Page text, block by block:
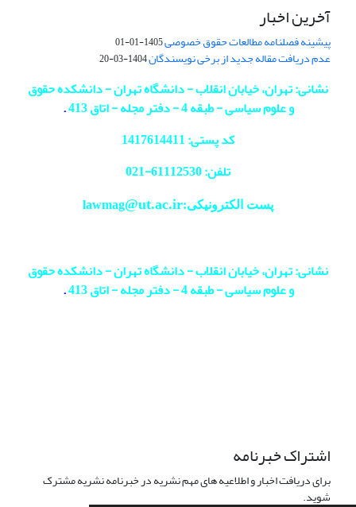
آخرین اخبار
پیشینه فصلنامه مطالعات حقوق خصوصی1405-01-01
عدم دریافت مقاله جدید از برخی نویسندگان1404-03-20
نشانی: تهران، خیابان انقلاب - دانشگاه تهران - دانشکده حقوق
و علوم سیاسی - طبقه 4 - دفتر مجله - اتاق 413
.
کد پستی: 1417614411
تلفن: 61112530-
021
پست الکترونیکی:lawmag@ut.ac.ir
نشانی: تهران، خیابان انقلاب - دانشگاه تهران - دانشکده حقوق
و علوم سیاسی - طبقه 4 - دفتر مجله - اتاق 413
.
اشتراک خبرنامه
برای دریافت اخبار و اطلاعیه های مهم نشریه در خبرنامه نشریه مشترک
شوید.